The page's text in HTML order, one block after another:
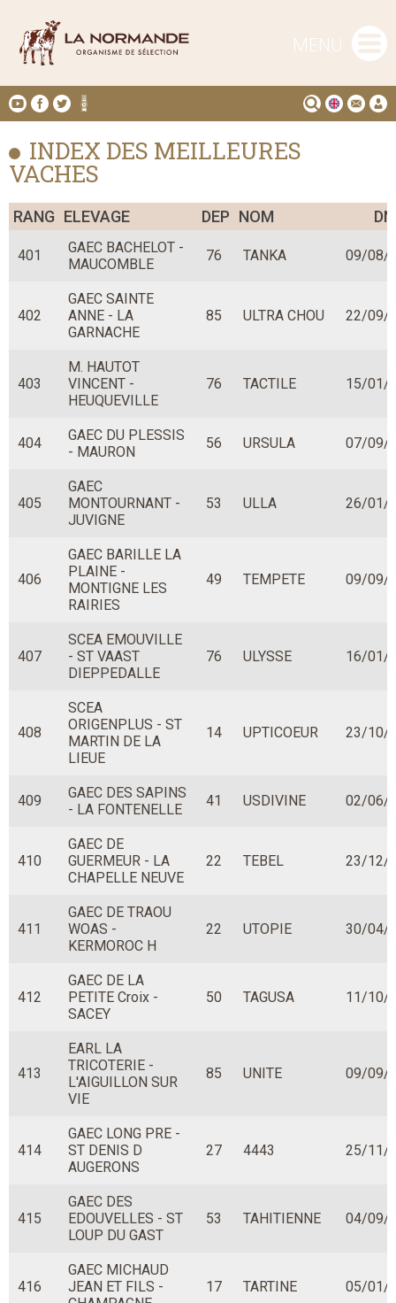
MENU
INDEX DES MEILLEURES
VACHES
RANG ELEVAGE DEP NOM DN
401
GAEC BACHELOT -
MAUCOMBLE
76 TANKA 09/08/
402
GAEC SAINTE
ANNE - LA
GARNACHE
85 ULTRA CHOU 22/09/
403
M. HAUTOT
VINCENT -
HEUQUEVILLE
76 TACTILE 15/01/
404
GAEC DU PLESSIS
- MAURON
56 URSULA 07/09/
405
GAEC
MONTOURNANT -
JUVIGNE
53 ULLA 26/01/
406
GAEC BARILLE LA
PLAINE -
MONTIGNE LES
RAIRIES
49 TEMPETE 09/09/
407
SCEA EMOUVILLE
- ST VAAST
DIEPPEDALLE
76 ULYSSE 16/01/
408
SCEA
ORIGENPLUS - ST
MARTIN DE LA
LIEUE
14 UPTICOEUR 23/10/
409
GAEC DES SAPINS
- LA FONTENELLE
41 USDIVINE 02/06/
410
GAEC DE
GUERMEUR - LA
CHAPELLE NEUVE
22 TEBEL 23/12/
411
GAEC DE TRAOU
WOAS -
KERMOROC H
22 UTOPIE 30/04/
412
GAEC DE LA
PETITE Croix -
SACEY
50 TAGUSA 11/10/
413
EARL LA
TRICOTERIE -
L'AIGUILLON SUR
VIE
85 UNITE 09/09/
414
GAEC LONG PRE -
ST DENIS D
AUGERONS
27 4443 25/11/
415
GAEC DES
EDOUVELLES - ST
LOUP DU GAST
53 TAHITIENNE 04/09/
416
GAEC MICHAUD
JEAN ET FILS -
17 TARTINE 05/01/